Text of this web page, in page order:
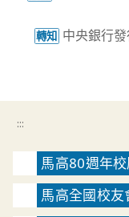
轉知 中央銀行
:::
馬高80週年
馬高全國校友